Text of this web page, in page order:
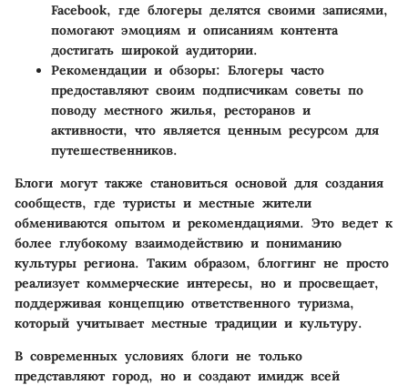
Facebook, где блогеры делятся своими записями,
помогают эмоциям и описаниям контента
достигать широкой аудитории.
Рекомендации и обзоры: Блогеры часто
предоставляют своим подписчикам советы по
поводу местного жилья, ресторанов и
активности, что является ценным ресурсом для
путешественников.
Блоги могут также становиться основой для создания
сообществ, где туристы и местные жители
обмениваются опытом и рекомендациями. Это ведет к
более глубокому взаимодействию и пониманию
культуры региона. Таким образом, блоггинг не просто
реализует коммерческие интересы, но и просвещает,
поддерживая концепцию ответственного туризма,
который учитывает местные традиции и культуру.
В современных условиях блоги не только
представляют город, но и создают имидж всей